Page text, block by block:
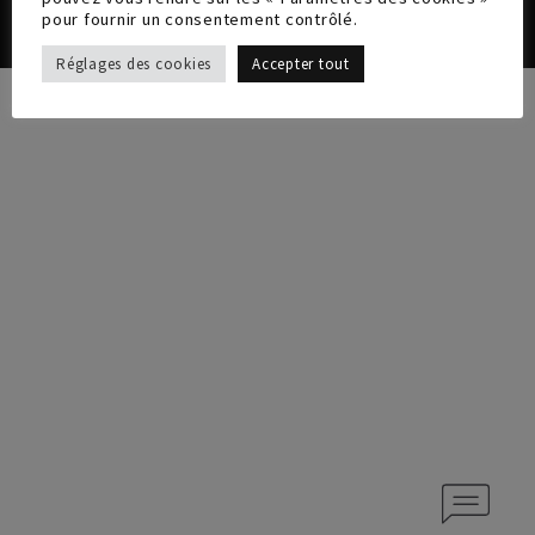
pour fournir un consentement contrôlé.
Réglages des cookies Accepter tout